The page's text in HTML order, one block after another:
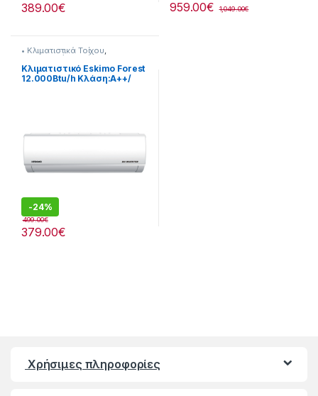
389.00€ 959.00€ 1,049.00€
• Κλιματιστικά Τοίχου,
Κλιματισμός & Θέρμανση
Κλιματιστικά
Κλιματιστικό Eskimo Forest
12.000Btu/h Κλάση:A++/
-24%
379.00€
499.00€
Χρήσιμες πληροφορίες